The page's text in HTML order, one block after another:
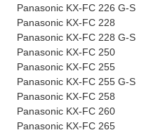
Panasonic KX-FC 226 G-S
Panasonic KX-FC 228
Panasonic KX-FC 228 G-S
Panasonic KX-FC 250
Panasonic KX-FC 255
Panasonic KX-FC 255 G-S
Panasonic KX-FC 258
Panasonic KX-FC 260
Panasonic KX-FC 265